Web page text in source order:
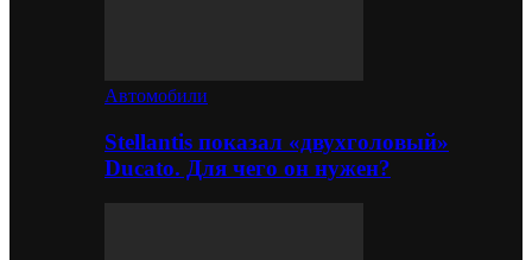
Автомобили
Stellantis показал «двухголовый»
Ducato. Для чего он нужен?